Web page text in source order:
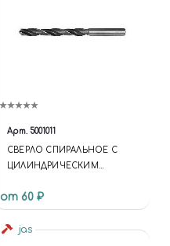
Арт. 5001011
СВЕРЛО СПИРАЛЬНОЕ С
ЦИЛИНДРИЧЕСКИМ
от 60 ₽
jas